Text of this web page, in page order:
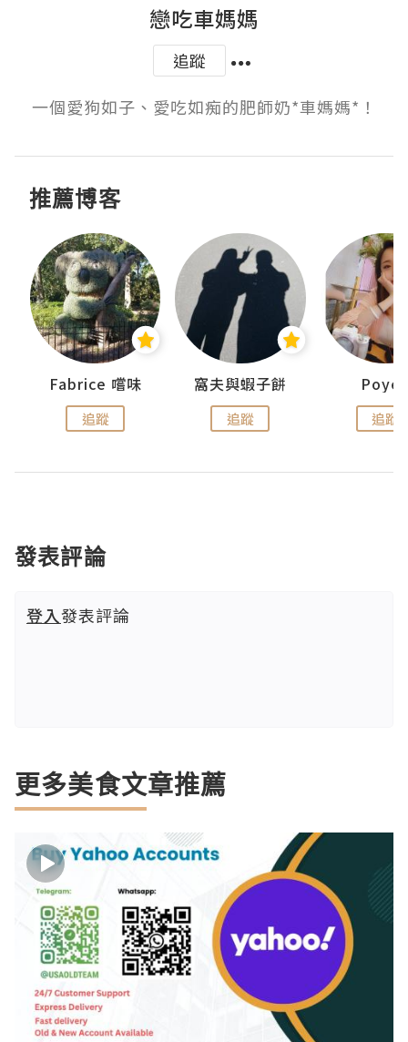
戀吃車媽媽
追蹤
一個愛狗如子、愛吃如痴的肥師奶*車媽媽*！
推薦博客
Fabrice 嚐味
追蹤
窩夫與蝦子餅
追蹤 追蹤
發表評論
登入發表評論
更多美食文章推薦